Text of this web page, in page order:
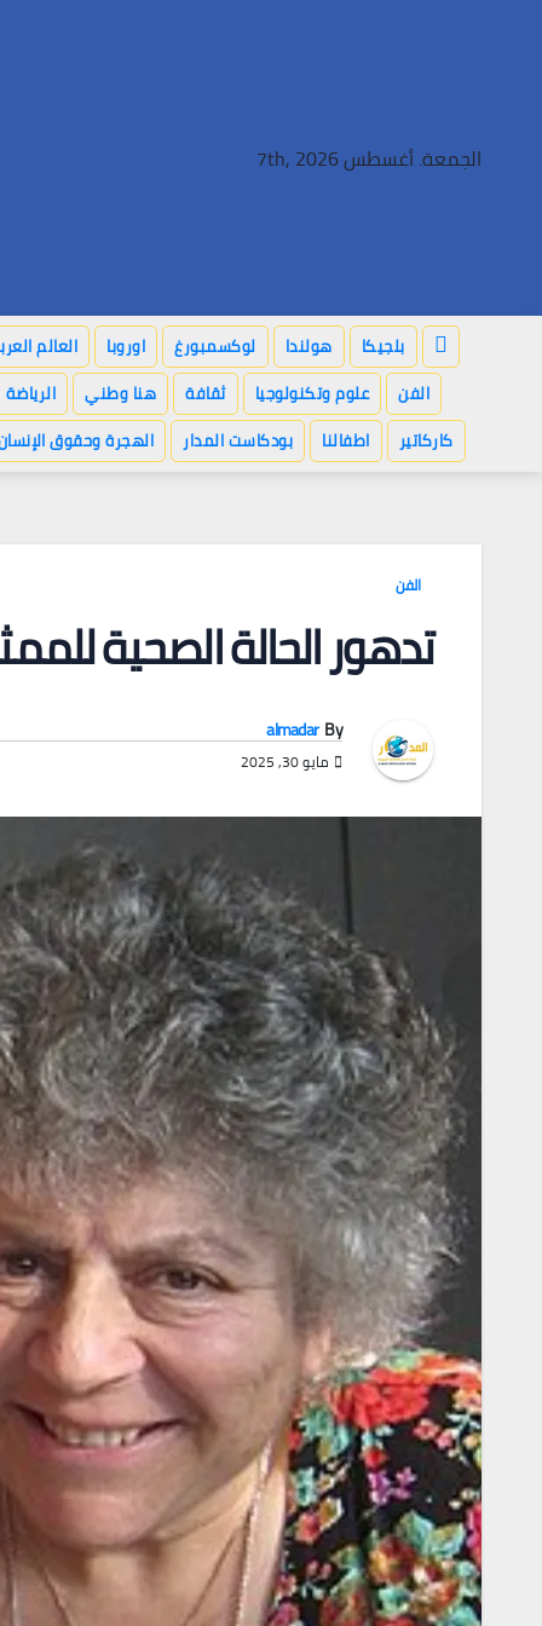
الجمعة. أغسطس 7th, 2026
بلجيكا هولندا لوكسمبورغ اوروبا
العالم
الفن
علوم وتكنولوجيا ثقافة هنا وطني
الرياضة
كاركاتير
اطفالنا بودكاست المدار الهجرة وحقوق
الفن
تدهور الحالة الصحية
By
almadar
مايو 30, 2025